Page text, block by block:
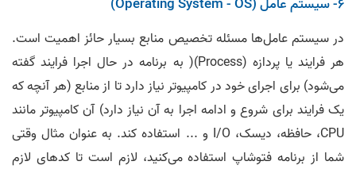
در سیستم عامل‌ها مسئله تخصیص منابع بسیار حائز اهمیت است.
هر فرایند یا پردازه (Process)( به برنامه در حال اجرا فرایند گفته
می‌شود) برای اجرای خود در کامپیوتر نیاز دارد تا از منابع (هر آنچه که
یک فرایند برای شروع و ادامه اجرا به آن نیاز دارد) آن کامپیوتر مانند
CPU، حافظه، دیسک، I/O و ... استفاده کند. به عنوان مثال وقتی
شما از برنامه فتوشاپ استفاده می‌کنید، لازم است تا کدهای لازم